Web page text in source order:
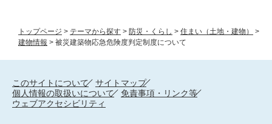
トップページ > テーマから探す > 防災・くらし > 住まい（土地・建物）
>
建物情報 > 被災建築物応急危険度判定制度について
このサイトについて
サイトマップ
個人情報の取扱いについて
免責事項・リンク等
ウェブアクセシビリティ